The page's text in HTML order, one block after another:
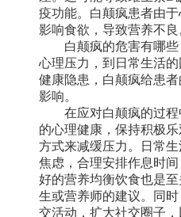
疫功能。白颠疯患者由
影响食欲，导致营养不良
白颠疯的危害有哪些
心理压力，到日常生活
健康隐患，白颠疯给患
影响。
在应对白颠疯的过程
的心理健康，保持积极
方式来减缓压力。日常
焦虑，合理安排作息时
好的营养均衡饮食也是
生或营养师的建议。同
交活动，扩大社交圈子